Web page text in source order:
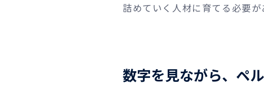
詰めていく人材に育てる必要が
数字を見ながら、ペ